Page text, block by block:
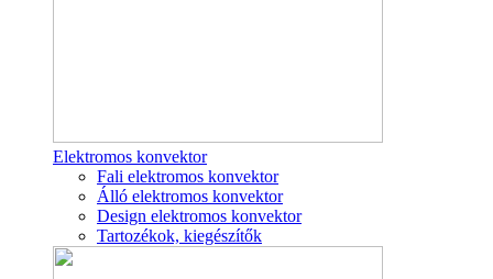
Elektromos konvektor
Fali elektromos konvektor
Álló elektromos konvektor
Design elektromos konvektor
Tartozékok, kiegészítők